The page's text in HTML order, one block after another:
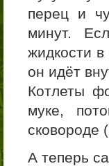
перец и
минут.
жидкости
он идёт
Котлеты
муке,
А теперь